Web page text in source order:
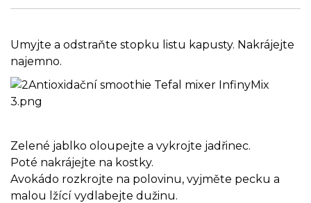
Umyjte a odstraňte stopku listu kapusty. Nakrájejte
najemno.
Zelené jablko oloupejte a vykrojte jadřinec.
Poté nakrájejte na kostky.
Avokádo rozkrojte na polovinu, vyjměte pecku a
malou lžící vydlabejte dužinu.